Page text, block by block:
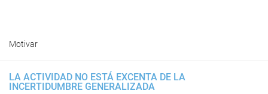
Motivar
LA ACTIVIDAD NO ESTÁ EXCENTA DE LA
INCERTIDUMBRE GENERALIZADA